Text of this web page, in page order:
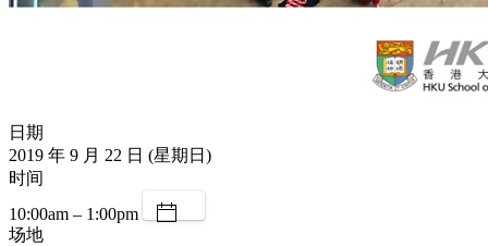
日期
2019 年 9 月 22 日 (星期日)
时间
10:00am – 1:00pm
场地